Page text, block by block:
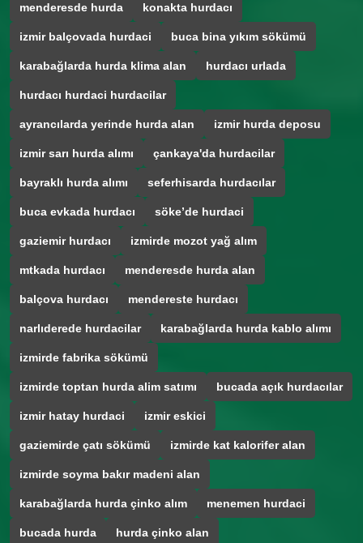
menderesde hurda konakta hurdacı
izmir balçovada hurdaci buca bina yıkım sökümü
karabağlarda hurda klima alan hurdacı urlada
hurdacı hurdaci hurdacilar
ayrancılarda yerinde hurda alan izmir hurda deposu
izmir sarı hurda alımı çankaya'da hurdacilar
bayraklı hurda alımı seferhisarda hurdacılar
buca evkada hurdacı söke’de hurdaci
gaziemir hurdacı izmirde mozot yağ alım
mtkada hurdacı menderesde hurda alan
balçova hurdacı mendereste hurdacı
narlıderede hurdacilar karabağlarda hurda kablo alımı
izmirde fabrika sökümü
izmirde toptan hurda alim satımı bucada açık hurdacılar
izmir hatay hurdaci izmir eskici
gaziemirde çatı sökümü izmirde kat kalorifer alan
izmirde soyma bakır madeni alan
karabağlarda hurda çinko alım menemen hurdaci
bucada hurda hurda çinko alan